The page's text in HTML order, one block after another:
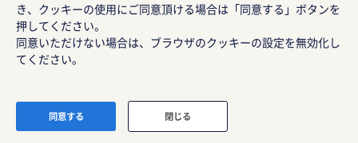
エクセルのスキルを活かして、事務
のお仕事を始めてみませんか？今す
ぐお仕事をチェック！
オフィス派遣のお仕
事
き、クッキーの使用にご同意頂ける場合は「同意する」ボタンを
押してください。
同意いただけない場合は、ブラウザのクッキーの設定を無効化し
てください。
同意する 閉じる